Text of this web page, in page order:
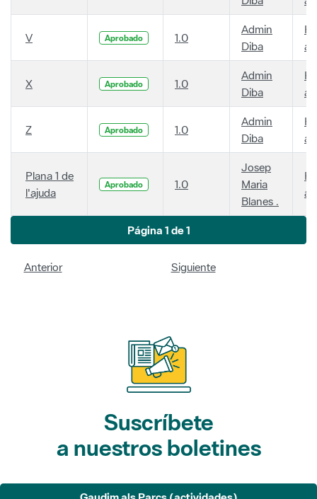
V Aprobado 1.0
Admin
Diba
X Aprobado 1.0
Admin
Diba
Z Aprobado 1.0
Admin
Diba
Plana 1 de
l'ajuda
Aprobado 1.0
Josep
Maria
Blanes .
Página 1 de 1
Anterior Siguiente
Suscríbete
a nuestros boletines